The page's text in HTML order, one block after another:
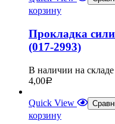
корзину
Прокладка
(017-2993)
В наличии на
4,00Р
Quick View
корзину